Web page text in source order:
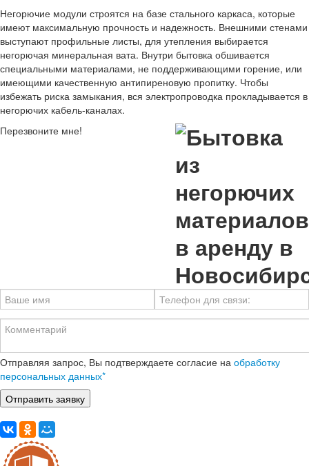
Негорючие модули строятся на базе стального каркаса, которые
имеют максимальную прочность и надежность. Внешними стенами
выступают профильные листы, для утепления выбирается
негорючая минеральная вата. Внутри бытовка обшивается
специальными материалами, не поддерживающими горение, или
имеющими качественную антипиреновую пропитку. Чтобы
избежать риска замыкания, вся электропроводка прокладывается в
негорючих кабель-каналах.
Перезвоните мне!
Отправляя запрос, Вы подтверждаете согласие на обработку
персональных данных*